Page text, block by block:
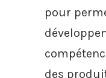
pour
des